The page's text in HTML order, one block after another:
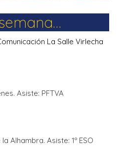
La Salle Virlecha
Asiste: PFTVA
Alhambra. Asiste: 1º ESO